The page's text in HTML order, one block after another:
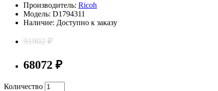
Производитель: Ricoh
Модель: D1794311
Наличие: Доступно к заказу
91902 ₽
68072 ₽
Количество